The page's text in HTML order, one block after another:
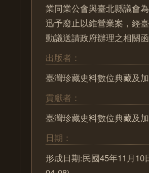
業同業公會與臺北縣議會
迅予廢止以維營業案，經
動議送請政府辦理之相關函
出版者：
臺灣珍藏史料數位典藏及
貢獻者：
臺灣珍藏史料數位典藏及
日期：
形成日期:民國45年11月10